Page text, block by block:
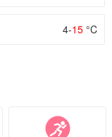
4-15 °C